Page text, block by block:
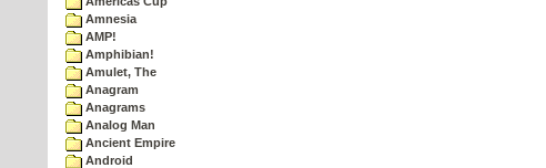
Amnesia
AMP!
Amphibian!
Amulet, The
Anagram
Anagrams
Analog Man
Ancient Empire
Android